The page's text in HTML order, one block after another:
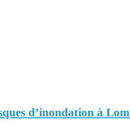
d’inondation à